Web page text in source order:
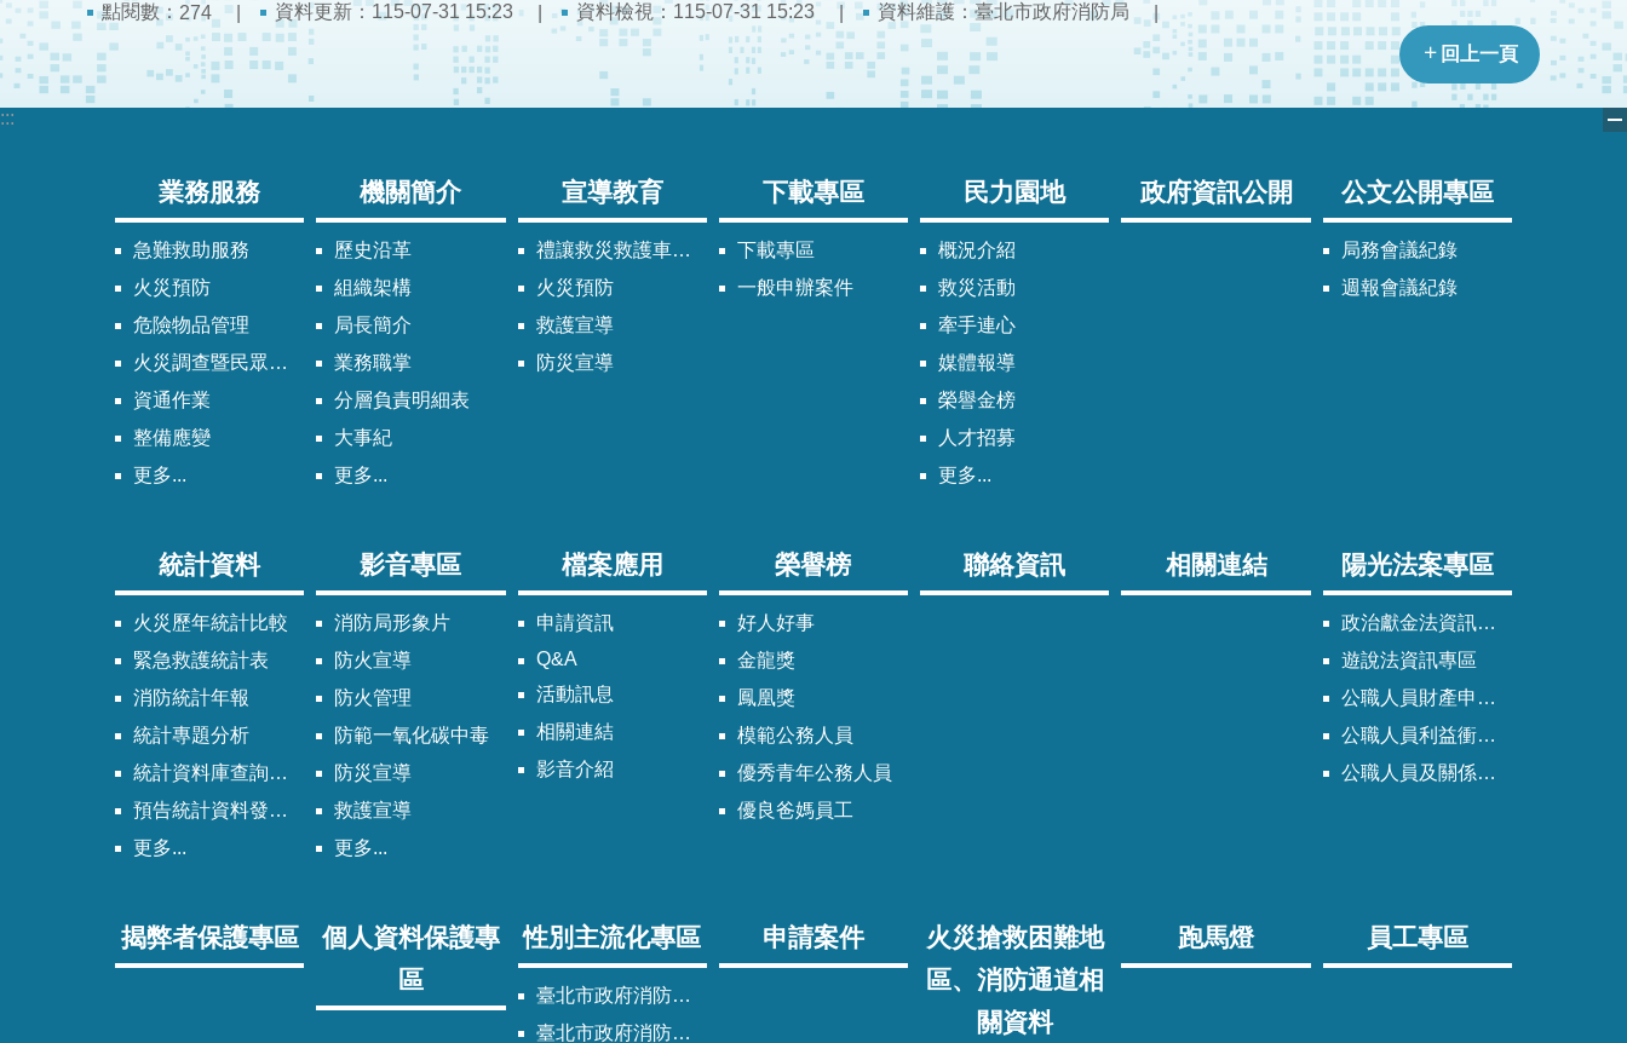
點閱數： 274 資料更新：115-07-31 15:23 資料檢視：115-07-31 15:23 資料維護：臺北市政府消防局
回上一頁
:::
業務服務
急難救助服務
火災預防
危險物品管理
火災調查暨民眾申請服務
資通作業
整備應變
更多...
機關簡介
歷史沿革
組織架構
局長簡介
業務職掌
分層負責明細表
大事紀
更多...
宣導教育
禮讓救災救護車輛須知
火災預防
救護宣導
防災宣導
下載專區
下載專區
一般申辦案件
民力園地
概況介紹
救災活動
牽手連心
媒體報導
榮譽金榜
人才招募
更多...
政府資訊公開 公文公開專區
局務會議紀錄
週報會議紀錄
統計資料
火災歷年統計比較
緊急救護統計表
消防統計年報
統計專題分析
統計資料庫查詢系統
預告統計資料發布時間表
更多...
影音專區
消防局形象片
防火宣導
防火管理
防範一氧化碳中毒
防災宣導
救護宣導
更多...
檔案應用
申請資訊
Q&A
活動訊息
相關連結
影音介紹
榮譽榜
好人好事
金龍獎
鳳凰獎
模範公務人員
優秀青年公務人員
優良爸媽員工
聯絡資訊 相關連結 陽光法案專區
政治獻金法資訊專區
遊說法資訊專區
公職人員財產申報法資訊專區
公職人員利益衝突迴避法資訊專區
公職人員及關係人身分關係公開專區
揭弊者保護專區
個人資料保護專
區
性別主流化專區
臺北市政府消防局性別主流化實施計畫
臺北市政府消防局性別平等專案小組委員名單
申請案件
火災搶救困難地
區、消防通道相
關資料
跑馬燈 員工專區